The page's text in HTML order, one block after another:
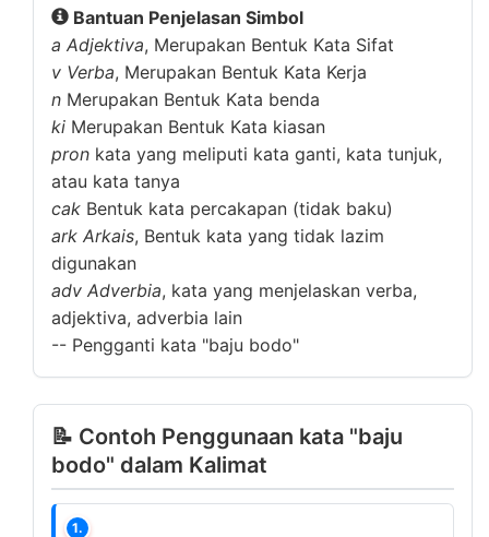
Bantuan Penjelasan Simbol
a Adjektiva, Merupakan Bentuk Kata Sifat
v Verba, Merupakan Bentuk Kata Kerja
n Merupakan Bentuk Kata benda
ki Merupakan Bentuk Kata kiasan
pron kata yang meliputi kata ganti, kata tunjuk,
atau kata tanya
cak Bentuk kata percakapan (tidak baku)
ark Arkais, Bentuk kata yang tidak lazim
digunakan
adv Adverbia, kata yang menjelaskan verba,
adjektiva, adverbia lain
-- Pengganti kata "baju bodo"
📝 Contoh Penggunaan kata "baju
bodo" dalam Kalimat
1.